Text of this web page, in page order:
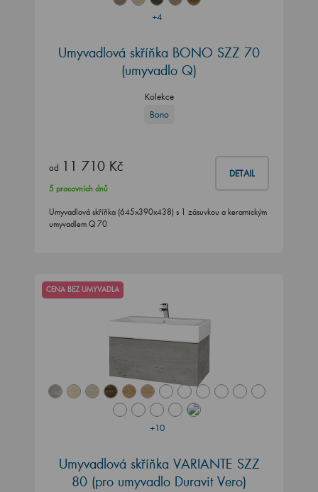
+4
Umyvadlová skříňka BONO SZZ 70
(umyvadlo Q)
Kolekce
Bono
od 11 710 Kč DETAIL
5 pracovních dnů
Umyvadlová skříňka (645x390x438) s 1 zásuvkou a keramickým
umyvadlem Q 70
+10
CENA BEZ UMYVADLA
Umyvadlová skříňka VARIANTE SZZ
80 (pro umyvadlo Duravit Vero)